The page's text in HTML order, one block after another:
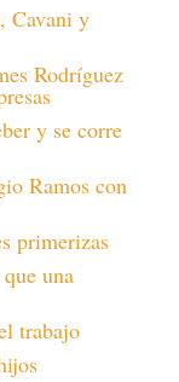
Cavani y
Rodríguez
y se corre
Ramos con
primerizas
una
trabajo